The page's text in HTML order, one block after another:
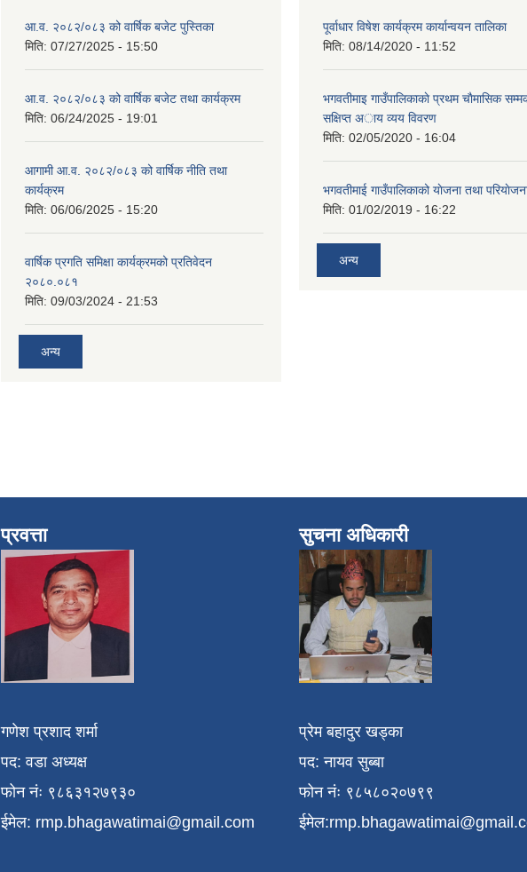
आ.व. २०८२/०८३ को वार्षिक बजेट पुस्तिका
मिति: 07/27/2025 - 15:50
आ.व. २०८२/०८३ को वार्षिक बजेट तथा कार्यक्रम
मिति: 06/24/2025 - 19:01
आगामी आ.व. २०८२/०८३ को वार्षिक नीति तथा
कार्यक्रम
मिति: 06/06/2025 - 15:20
वार्षिक प्रगति समिक्षा कार्यक्रमको प्रतिवेदन
२०८०.०८१
मिति: 09/03/2024 - 21:53
अन्य
पूर्वाधार विषेश कार्यक्रम कार्यान्वयन तालिका
मिति: 08/14/2020 - 11:52
भगवतीमाइ गाउँपालिकाकाे प्रथम चाैमासिक
सक्षिप्त अाय व्यय विवरण
मिति: 02/05/2020 - 16:04
भगवतीमाई गाउँपालिकाको याेजना तथा
मिति: 01/02/2019 - 16:22
अन्य
प्रवत्ता
गणेश प्रशाद शर्मा
पद: वडा अध्यक्ष
फोन नंः ९८६३१२७९३०
ईमेल: rmp.bhagawatimai@gmail.com
सुचना अधिकारी
प्रेम बहादुर खड्का
पद: नायव सुब्बा
फोन नंः ९८५८०२०७९९
ईमेल: